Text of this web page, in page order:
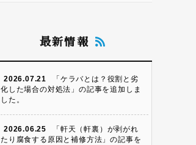
最新情報
2026.07.21
「ケラバとは？役割と劣
化した場合の対処法」の記事を追加しま
した。
2026.06.25
「軒天（軒裏）が剥がれ
たり腐食する原因と補修方法」の記事を